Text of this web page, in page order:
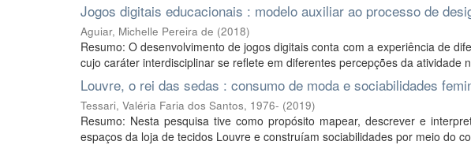
Jogos digitais educacionais : modelo auxiliar ao processo de
Aguiar, Michelle Pereira de (2018)
Resumo: O desenvolvimento de jogos digitais conta com a experiência de
cujo caráter interdisciplinar se reflete em diferentes percepções da atividade
Louvre, o rei das sedas : consumo de moda e sociabilidades
Tessari, Valéria Faria dos Santos, 1976- (2019)
Resumo: Nesta pesquisa tive como propósito mapear, descrever e
espaços da loja de tecidos Louvre e construíam sociabilidades por meio do